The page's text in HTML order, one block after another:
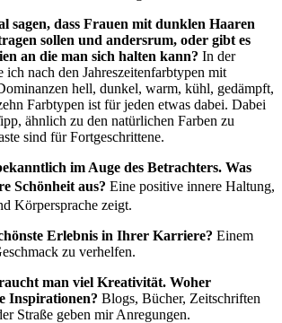
sagen, dass Frauen mit dunklen Haaren
sollen und andersrum, oder gibt es
an die man sich halten kann? In der
ich nach den Jahreszeitenfarbtypen mit
hell, dunkel, warm, kühl, gedämpft,
Farbtypen ist für jeden etwas dabei. Dabei
ähnlich zu den natürlichen Farben zu
sind für Fortgeschrittene.
im Auge des Betrachters. Was
Schönheit aus? Eine positive innere Haltung,
Körpersprache zeigt.
Erlebnis in Ihrer Karriere? Einem
zu verhelfen.
man viel Kreativität. Woher
Inspirationen? Blogs, Bücher, Zeitschriften
Straße geben mir Anregungen.